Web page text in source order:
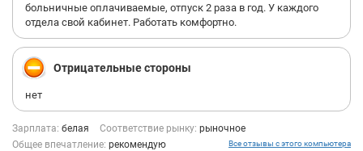
больничные оплачиваемые, отпуск 2 раза в год. У каждого
отдела свой кабинет. Работать комфортно.
Отрицательные стороны
нет
Зарплата: белая Соответствие рынку: рыночное
Общее впечатление: рекомендую Все отзывы с этого компьютера